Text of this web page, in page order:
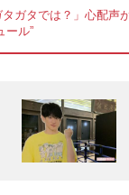
タガタでは？」心配声
ール”